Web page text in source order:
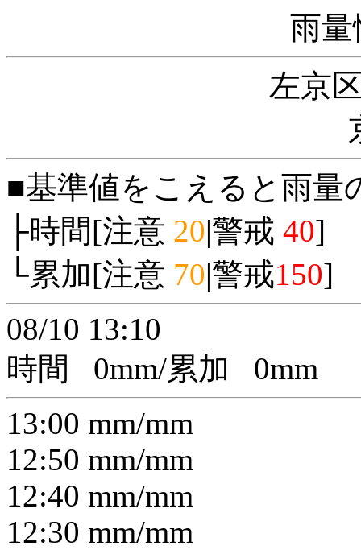
雨量
左京
■基準値をこえると雨量
├時間[注意 20|警戒 40]
└累加[注意 70|警戒150]
08/10 13:10
時間
0mm/累加 0mm
13:00 mm/mm
12:50 mm/mm
12:40 mm/mm
12:30 mm/mm